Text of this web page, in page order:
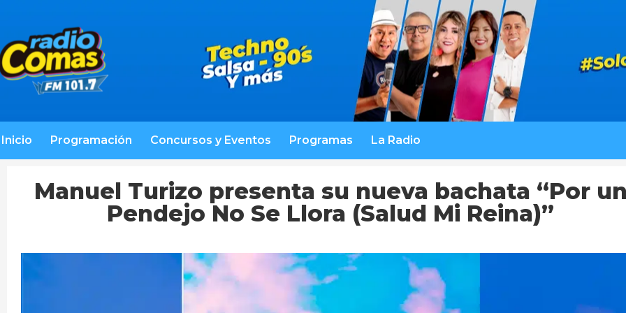
Inicio Programación Concursos y Eventos Programas La Radio
Manuel Turizo presenta su nueva bachata “Por
Pendejo No Se Llora (Salud Mi Reina)”